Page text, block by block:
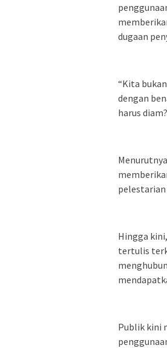
dugaan
“Kita
dengan
harus
pelestarian
Hingga
tertulis
Publik kini